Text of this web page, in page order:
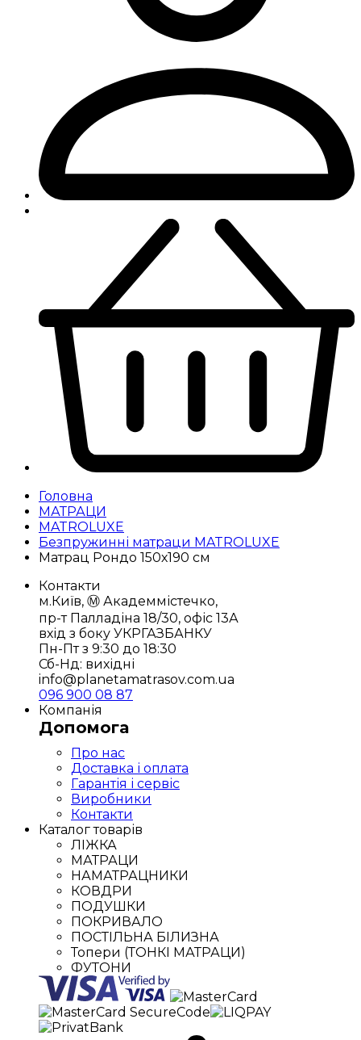
Головна
МАТРАЦИ
MATROLUXE
Безпружинні матраци MATROLUXE
Матрац Рондо 150х190 см
Контакти
м.Київ, Ⓜ️ Академмістечко,
пр-т Палладіна 18/30, офіс 13А
вхід з боку УКРГАЗБАНКУ
Пн-Пт з 9:30 до 18:30
Сб-Нд: вихідні
info@planetamatrasov.com.ua
096 900 08 87
Компанія
Допомога
Про нас
Доставка і оплата
Гарантія і сервіс
Виробники
Контакти
Каталог товарів
ЛІЖКА
МАТРАЦИ
НАМАТРАЦНИКИ
КОВДРИ
ПОДУШКИ
ПОКРИВАЛО
ПОСТІЛЬНА БІЛИЗНА
Топери (ТОНКІ МАТРАЦИ)
ФУТОНИ